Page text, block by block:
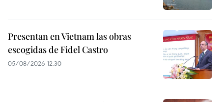
Presentan en Vietnam las obras
escogidas de Fidel Castro
05/08/2026 12:30